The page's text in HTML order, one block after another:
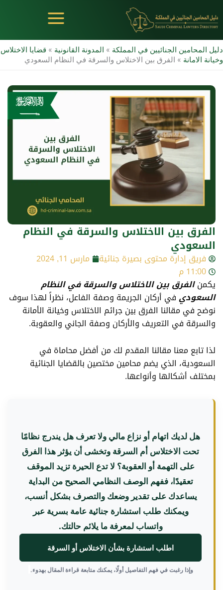
إلى
المحتوى
دليل المحامين الجنائيين في المملكة » المدونة القانونية » قضايا الاختلاس
وخيانة الامانة » الفرق بين الاختلاس والسرقة في النظام السعودي
الفرق بين الاختلاس والسرقة في النظام
السعودي
فريق إدارة محتوى بصيرة جنائية
مارس 11, 2024
11:00 م
يكمنالفرق بين الاختلاس والسرقة في النظام
السعوديفي أركان الجريمة وصفة الفاعل، نظراً لهذا سوف
نوضح في مقالنا الفرق بين جرائم الاختلاس وخيانة الأمانة
والسرقة في التعريف والأركان وصفة الجاني والعقوبة.
لذا تابع معنا مقالنا المقدم لك من أفضل محاماة في
السعودية، الذي يضم محامين مختصين بالقضايا الجنائية
بمختلف أشكالها وأنواعها.
هل لديك اتهام أو نزاع مالي ولا تعرف هل يندرج نظامًا
تحت الاختلاس أم السرقة وتخشى أن يؤثر هذا الفرق
على التهمة أو العقوبة؟ لا تدع الحيرة تزيد الموقف
تعقيدًا، ففهم الوصف النظامي الصحيح من البداية
يساعدك على تقدير وضعك والتصرف بشكل أنسب،
ويمكنك طلب استشارة جنائية عامة بسرية عبر
واتساب لمعرفة ما يلائم حالتك.
اطلب استشارة بشأن الاختلاس أو السرقة
وإذا رغبت في فهم التفاصيل أولًا، يمكنك متابعة قراءة المقال بهدوء.